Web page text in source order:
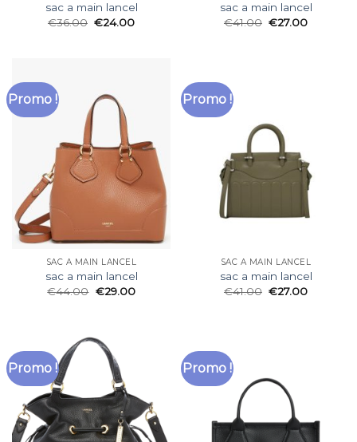
sac a main lancel
€36.00 €24.00
sac a main lancel
€41.00 €27.00
Promo !
SAC A MAIN LANCEL
sac a main lancel
€44.00 €29.00
Promo !
SAC A MAIN LANCEL
sac a main lancel
€41.00 €27.00
Promo ! Promo !